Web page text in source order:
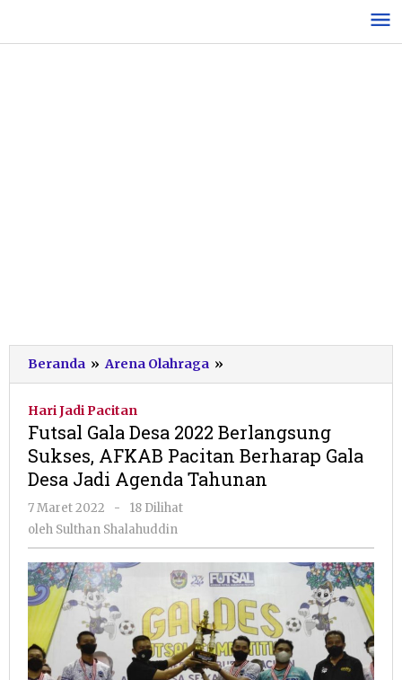
konten
Beranda » Arena Olahraga »
Gala
Berlangsung
Sukses,
AFKAB
Desa
Jadi
Agenda
Tahunan
Hari Jadi Pacitan
Futsal Gala Desa 2022 Berlangsung
Sukses, AFKAB Pacitan Berharap Gala
Desa Jadi Agenda Tahunan
7 Maret 2022
oleh
Sulthan
-
18 Dilihat
oleh Sulthan Shalahuddin